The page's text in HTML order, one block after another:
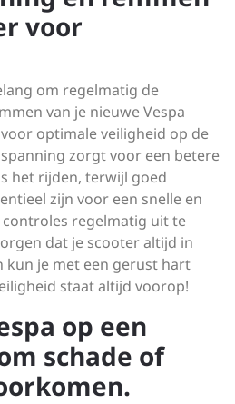
voor
om regelmatig de
van je nieuwe Vespa
optimale veiligheid op de
zorgt voor een betere
het rijden, terwijl goed
zijn voor een snelle en
regelmatig uit te
dat je scooter altijd in
je met een gerust hart
staat altijd voorop!
op een
schade of